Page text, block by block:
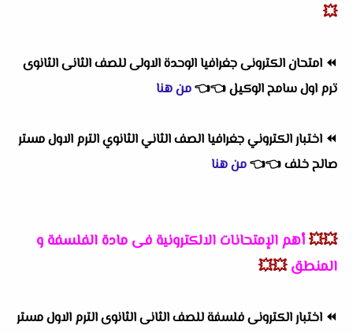
💥
⏪ امتحان الكترونى جغرافيا الوحدة الاولى للصف الثانى الثانوى
ترم اول سامح الوكيل👈
👈من هنا
⏪ اختبار الكتروني جغرافيا الصف الثاني الثانوي الترم الاول مستر
صالح خلف👈
👈من هنا
💥💥أهمالإمتحانات الالكترونية فى مادة الفلسفة و
المنطق 💥💥
⏪ اختبار الكترونى فلسفة للصف الثانى الثانوى الترم الاول مستر